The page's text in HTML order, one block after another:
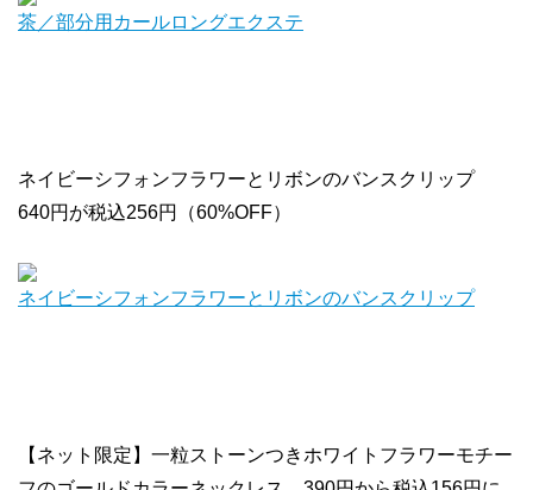
茶／部分用カールロングエクステ
ネイビーシフォンフラワーとリボンのバンスクリップ
640円が税込256円（60%OFF）
ネイビーシフォンフラワーとリボンのバンスクリップ
【ネット限定】一粒ストーンつきホワイトフラワーモチー